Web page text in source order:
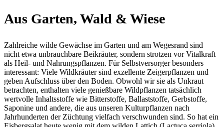
Aus Garten, Wald & Wiese
Zahlreiche wilde Gewächse im Garten und am Wegesrand sind
nicht etwa unbrauchbare Beikräuter, sondern strotzen vor Vitalkraft
als Heil- und Nahrungspflanzen. Für Selbstversorger besonders
interessant: Viele Wildkräuter sind exzellente Zeigerpflanzen und
geben Aufschluss über den Boden. Obwohl wir sie als Unkraut
betrachten, enthalten viele genießbare Wildpflanzen tatsächlich
wertvolle Inhaltsstoffe wie Bitterstoffe, Ballaststoffe, Gerbstoffe,
Saponine und andere, die aus unseren Kulturpflanzen nach
Jahrhunderten der Züchtung vielfach verschwunden sind. So hat ein